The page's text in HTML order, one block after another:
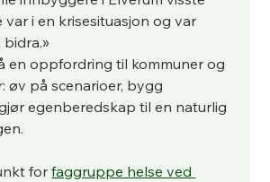
var i en krisesituasjon og var
en oppfordring til kommuner og
øv på scenarioer, bygg
egenberedskap til en naturlig
for faggruppe helse ved